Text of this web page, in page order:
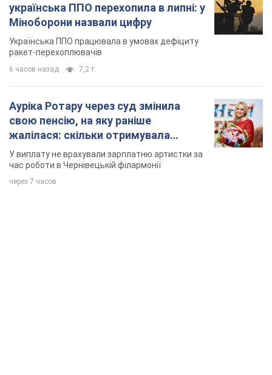
українська ППО перехопила в липні: у
Міноборони назвали цифру
Українська ППО працювала в умовах дефіциту
ракет-перехоплювачів
6 часов назад 7,2 т.
Ауріка Ротару через суд змінила
свою пенсію, на яку раніше
жалілася: скільки отримувала
співачка
У виплату не врахували зарплатню артистки за
час роботи в Чернівецькій філармонії
через 7 часов